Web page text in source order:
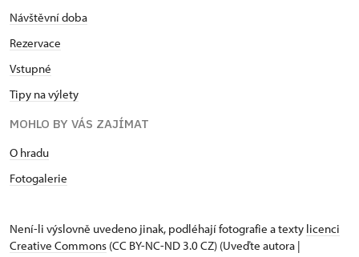
Návštěvní doba
Rezervace
Vstupné
Tipy na výlety
MOHLO BY VÁS ZAJÍMAT
O hradu
Fotogalerie
Není-li výslovně uvedeno jinak, podléhají fotografie a texty licenci
Creative Commons (CC BY-NC-ND 3.0 CZ) (Uveďte autora |